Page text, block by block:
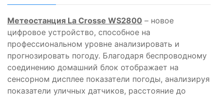
Метеостанция La Crosse WS2800 – новое
цифровое устройство, способное на
профессиональном уровне анализировать и
прогнозировать погоду. Благодаря беспроводному
соединению домашний блок отображает на
сенсорном дисплее показатели погоды, анализируя
показатели уличных датчиков, расстояние до